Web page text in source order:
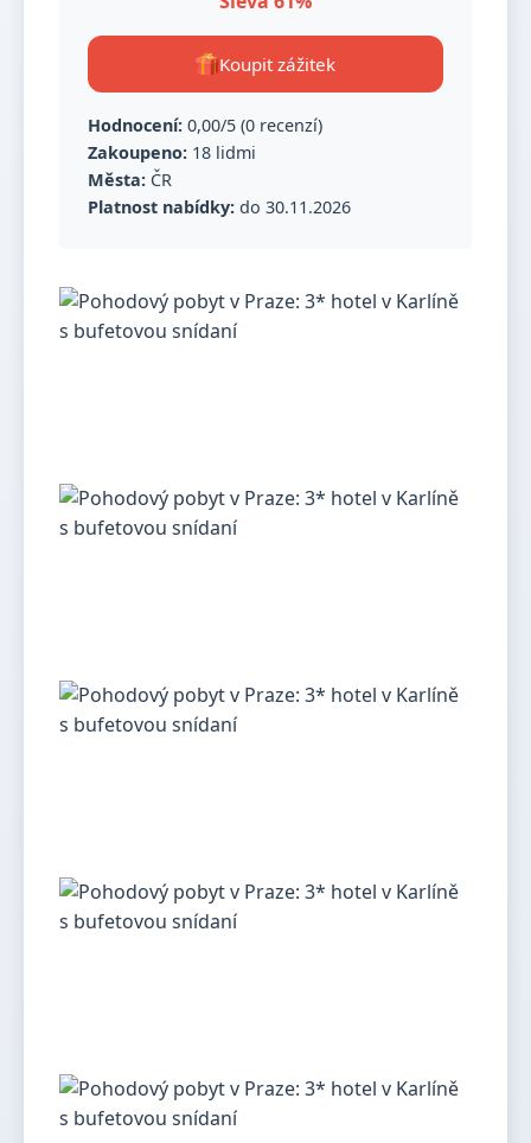
Koupit zážitek
Hodnocení: 0,00/5 (0 recenzí)
Zakoupeno: 18 lidmi
Města: ČR
Platnost nabídky: do 30.11.2026